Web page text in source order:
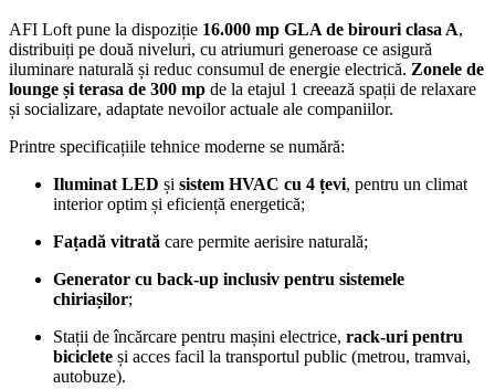
AFI Loft pune la dispoziție 16.000 mp GLA de birouri clasa A,
distribuiți pe două niveluri, cu atriumuri generoase ce asigură
iluminare naturală și reduc consumul de energie electrică. Zonele de
lounge și terasa de 300 mp de la etajul 1 creează spații de relaxare
și socializare, adaptate nevoilor actuale ale companiilor.
Printre specificațiile tehnice moderne se numără:
Iluminat LED și sistem HVAC cu 4 țevi, pentru un climat
interior optim și eficiență energetică;
Fațadă vitrată care permite aerisire naturală;
Generator cu back-up inclusiv pentru sistemele
chiriașilor;
Stații de încărcare pentru mașini electrice, rack-uri pentru
biciclete și acces facil la transportul public (metrou, tramvai,
autobuze).